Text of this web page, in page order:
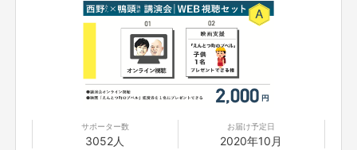
株式会社東京カモガシラランド 代表取締役
「良い情報を撒き散らす」社会変革のリーダーとして発信している
YouTube（通称 鴨Tube）は、チャンネル登録106万を突破。再生回数は2億回
以上再生され、価値ある情報を発信する「YouTube講演家」として日本一の
影響力を発揮している。
キングコング西野亮廣さんをお迎えし、
サポーター数
3052人
お届け予定日
2020年10月